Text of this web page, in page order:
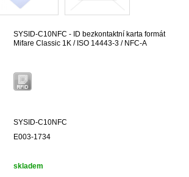
SYSID-C10NFC - ID bezkontaktní karta formát
Mifare Classic 1K / ISO 14443-3 / NFC-A
SYSID-C10NFC
E003-1734
skladem